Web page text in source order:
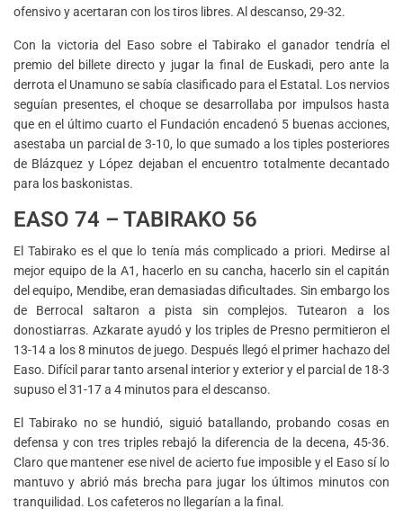
ofensivo y acertaran con los tiros libres. Al descanso, 29-32.
Con la victoria del Easo sobre el Tabirako el ganador tendría el
premio del billete directo y jugar la final de Euskadi, pero ante la
derrota el Unamuno se sabía clasificado para el Estatal. Los nervios
seguían presentes, el choque se desarrollaba por impulsos hasta
que en el último cuarto el Fundación encadenó 5 buenas acciones,
asestaba un parcial de 3-10, lo que sumado a los tiples posteriores
de Blázquez y López dejaban el encuentro totalmente decantado
para los baskonistas.
EASO 74 – TABIRAKO 56
El Tabirako es el que lo tenía más complicado a priori. Medirse al
mejor equipo de la A1, hacerlo en su cancha, hacerlo sin el capitán
del equipo, Mendibe, eran demasiadas dificultades. Sin embargo los
de Berrocal saltaron a pista sin complejos. Tutearon a los
donostiarras. Azkarate ayudó y los triples de Presno permitieron el
13-14 a los 8 minutos de juego. Después llegó el primer hachazo del
Easo. Difícil parar tanto arsenal interior y exterior y el parcial de 18-3
supuso el 31-17 a 4 minutos para el descanso.
El Tabirako no se hundió, siguió batallando, probando cosas en
defensa y con tres triples rebajó la diferencia de la decena, 45-36.
Claro que mantener ese nivel de acierto fue imposible y el Easo sí lo
mantuvo y abrió más brecha para jugar los últimos minutos con
tranquilidad. Los cafeteros no llegarían a la final.